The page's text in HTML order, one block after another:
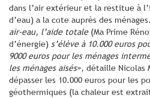
dans l’air extérieur et la restitue à
d’eau) a la cote auprès des
air-eau, l’aide totale(Ma Prime
d’énergie) s’élève à 10.000 euros
9000 euros pour les ménages
les ménages aisés», détaille Nicolas
dépasser les 10.000 euros pour les
géothermiques (la chaleur est